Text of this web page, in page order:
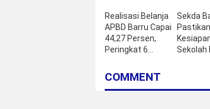
Realisasi Belanja
APBD Barru Capai
44,27 Persen,
Peringkat 6
Sekda
Pastikan
Sekolah
COMMENT